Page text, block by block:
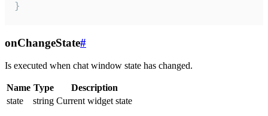
}
onChangeState#
Is executed when chat window state has changed.
Name Type
Description
state
string Current widget state